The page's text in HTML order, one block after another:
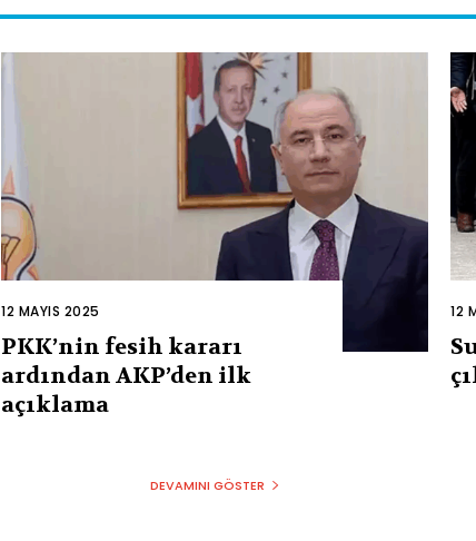
12 MAYIS 2025
PKK’nin fesih kararı
ardından AKP’den ilk
açıklama
12
DEVAMINI GÖSTER